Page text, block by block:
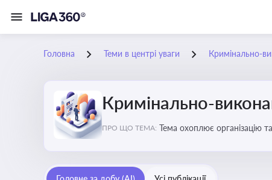
Головна Теми в центрі уваги Кримінально-
Кримінально-
ПРО ЩО ТЕМА: Тема охоплює організацію